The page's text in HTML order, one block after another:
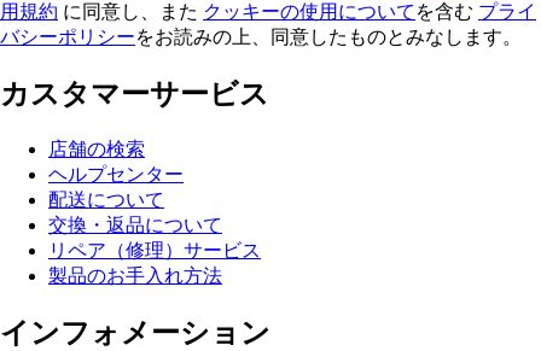
用規約 に同意し、また クッキーの使用について を含む プライ
バシーポリシーをお読みの上、同意したものとみなします。
カスタマーサービス
店舗の検索
ヘルプセンター
配送について
交換・返品について
リペア（修理）サービス
製品のお手入れ方法
インフォメーション